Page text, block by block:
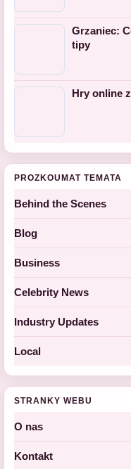
Grzaniec:
tipy
Hry online
PROZKOUMAT TEMATA
Behind the Scenes
Blog
Business
Celebrity News
Industry Updates
Local
STRANKY WEBU
O nas
Kontakt